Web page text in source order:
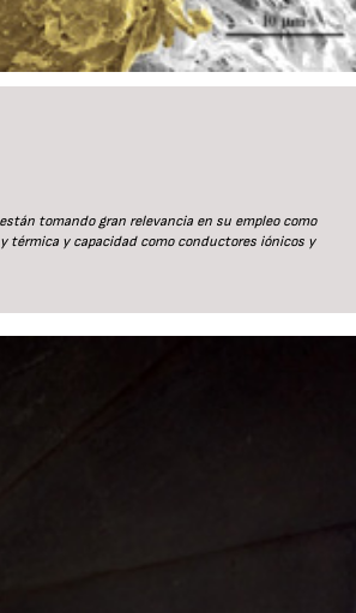
tomando gran relevancia en su empleo como
térmica y capacidad como conductores iónicos y